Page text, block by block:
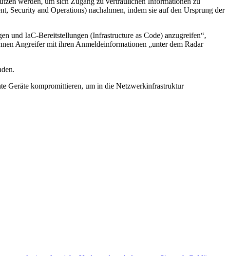
Security and Operations) nachahmen, indem sie auf den Ursprung der
und IaC-Bereitstellungen (Infrastructure as Code) anzugreifen“,
Angreifer mit ihren Anmeldeinformationen „unter dem Radar
Geräte kompromittieren, um in die Netzwerkinfrastruktur